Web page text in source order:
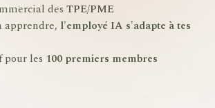
desTPE/PME
apprendre, l'employé IA s'adapte à tes
les 100 premiers membres